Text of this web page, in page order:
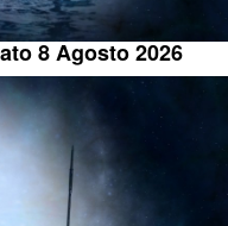
8 Agosto 2026